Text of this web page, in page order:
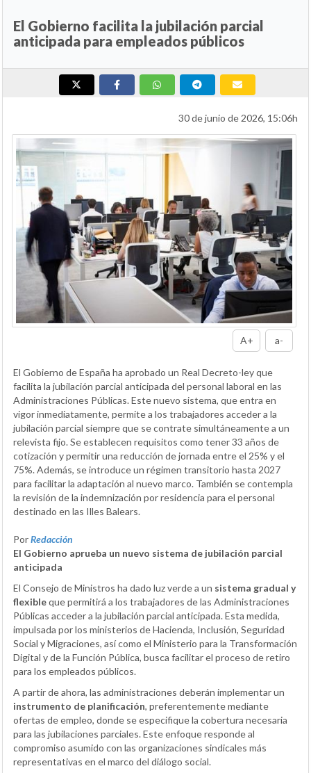
El Gobierno facilita la jubilación parcial
anticipada para empleados públicos
30 de junio de 2026, 15:06h
A+ a-
El Gobierno de España ha aprobado un Real Decreto-ley que
facilita la jubilación parcial anticipada del personal laboral en las
Administraciones Públicas. Este nuevo sistema, que entra en
vigor inmediatamente, permite a los trabajadores acceder a la
jubilación parcial siempre que se contrate simultáneamente a un
relevista fijo. Se establecen requisitos como tener 33 años de
cotización y permitir una reducción de jornada entre el 25% y el
75%. Además, se introduce un régimen transitorio hasta 2027
para facilitar la adaptación al nuevo marco. También se contempla
la revisión de la indemnización por residencia para el personal
destinado en las Illes Balears.
PorRedacción
El Gobierno aprueba un nuevo sistema de jubilación parcial
anticipada
El Consejo de Ministros ha dado luz verde a un sistema gradual y
flexibleque permitirá a los trabajadores de las Administraciones
Públicas acceder a la jubilación parcial anticipada. Esta medida,
impulsada por los ministerios de Hacienda, Inclusión, Seguridad
Social y Migraciones, así como el Ministerio para la Transformación
Digital y de la Función Pública, busca facilitar el proceso de retiro
para los empleados públicos.
A partir de ahora, las administraciones deberán implementar un
instrumento de planificación, preferentemente mediante
ofertas de empleo, donde se especifique la cobertura necesaria
para las jubilaciones parciales. Este enfoque responde al
compromiso asumido con las organizaciones sindicales más
representativas en el marco del diálogo social.